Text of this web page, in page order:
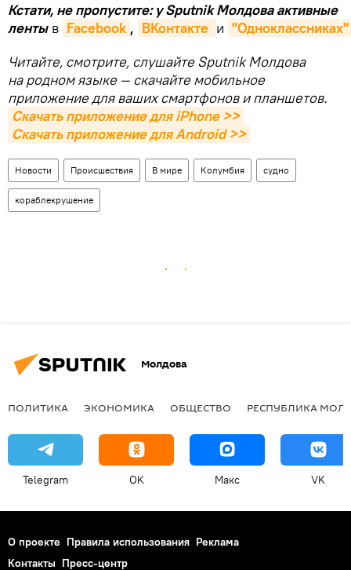
Кстати, не пропустите: у Sputnik Молдова активные
ленты в Facebook , ВКонтакте и "Одноклассниках"
Читайте, смотрите, слушайте Sputnik Молдова
на родном языке — скачайте мобильное
приложение для ваших смартфонов и планшетов.
Скачать приложение для iPhone >>
Скачать приложение для Android >>
Новости Происшествия В мире Колумбия судно
кораблекрушение
Молдова
ПОЛИТИКА ЭКОНОМИКА ОБЩЕСТВО РЕСПУБЛИКА
Telegram OK Макс VK
О проекте Правила использования Реклама
Контакты Пресс-центр